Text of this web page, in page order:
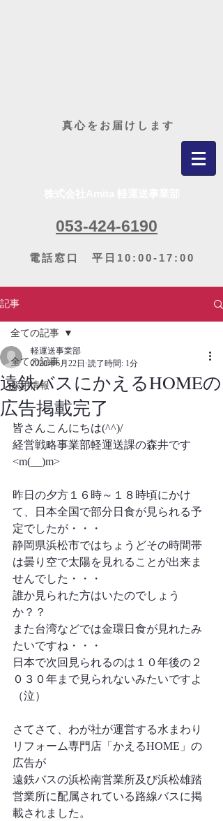
​真心をお届けします
053-424-6190
電話窓口 平日10:00-17:00
記事
全ての記事
採用情報
全ての記事
遠鉄バスにかえるHOMEの
広告掲載完了
軽運送事業部
2020年6月22日 読了時間: 1分
皆さんこんにちは(^^)/
経営戦略事業部軽運送課の森井です
<m(__)m>
昨日の夕方１６時～１８時頃にかけ
て、日本全国で部分日食が見られる予
定でしたが・・・
静岡県浜松市ではちょうどその時間帯
は曇り空で太陽を見れることが出来ま
せんでした・・・
誰か見られた方はいたのでしょう
か？？
また台湾などでは金環日食が見れたみ
たいですね・・・
日本で次回見られるのは１０年後の２
０３０年まで見られないみたいですよ
（泣）
さてさて、わが社が運営する水まわり
リフォーム専門店「かえるHOME」の
広告が
遠鉄バスの浜松南営業所及び浜松雄踏
営業所に配属されている路線バスに掲
載されました。